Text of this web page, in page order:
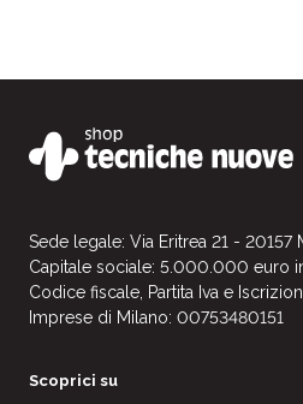
Sede legale: Via Eritrea 21 - 20157
Capitale sociale: 5.000.000 euro
Codice fiscale, Partita Iva e
Imprese di Milano: 00753480151
Scoprici su